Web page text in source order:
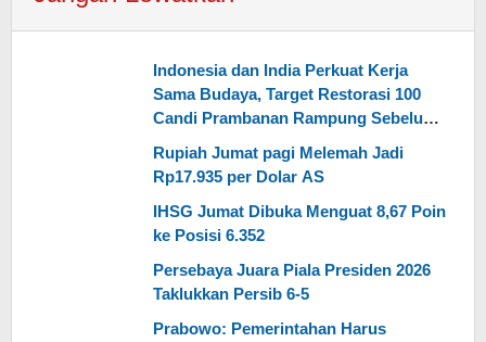
Indonesia dan India Perkuat Kerja
Sama Budaya, Target Restorasi 100
Candi Prambanan Rampung Sebelum
Rupiah Jumat pagi Melemah Jadi
Rp17.935 per Dolar AS
IHSG Jumat Dibuka Menguat 8,67 Poin
ke Posisi 6.352
Persebaya Juara Piala Presiden 2026
Taklukkan Persib 6-5
Prabowo: Pemerintahan Harus